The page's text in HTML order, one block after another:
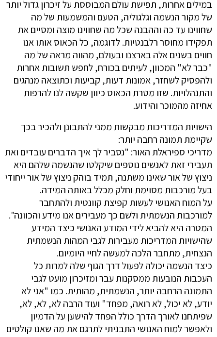
במילים אחרות, תפישת עולם המבוססת על זיכרון גדול יותר
של מקור הנשמה וגלגוליה, הטעם והמשמעות של מה
שחווינו עד כה וההבנה שכל מה שחווינו מוצה ומסיים את
תפקידו מחוסר רלבנטיות. לדוגמה, כל הכאוס אותו אנו
חווים בשנים אלה בארצנו ובעולם, מהווה מראה של מה
"כבר לא" המכוון, לעיתים בכורח, לחפש תשובות אחרות
ולהפסיק לשחזר, אמונות דעות, קביעות וכתוצאה מנהגים
והתנהלויות. שזו מטרת הכאוס כיוון שקשה לנו להרפות
אחיזה מהמוכר והידוע.
הישויות המדריכות מבקשות ממני להתבונן ולהכיר בכך
שקיימת תמונה רחבה יותר:
מדריכי ספיראלת האור: "נסביר לך איך הדברים עובדים ואת
תעבירי זאת לאנשים נוספים שיקלטו שהנשמה שלהם היא
ניצוץ של אור שאינו משתנה, תמיד בוהק ניצוץ של אור ייחודי
בעל מורכבות מסוימת וחלק מכלל באותה המידה.
על המוח האנושי לעשות קפיצת קוונטית ולהתחבר
למורכבות הנשמתית ולשם כך מעבירים אנו מידע והכוונה".
המטרה היא להביא לידי המודע האנושי כיצד המידע
שהישויות המדריכות מעבירות לגבי המהות הנשמתית
הנצחית, מתחבר הלכה למעשה לחיי היומיום.
כיצד הנשמה יכולה לפעול דרך הגוף שלה למרות כל
העכבות הנובעות ממסקנות עבר ומזיכרון מועט לגבי
התמונה הרחבה יותר, הנשמתית, מהותית. כמו "אני לא
יודע, לא יכול, לא רואה, מפחד" ועוד הרבה לא, לא, לא,
שפיתחנו לאורך הדרך כולל הפחד להישען על הדמיון
ולאפשר למוח האנושי התבניתי לתרגם את מה שאנו קולטים